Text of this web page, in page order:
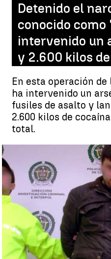
Detenido el
conocido
intervenido un
y 2.600 kilos
En esta operación
ha intervenido un
fusiles de asalto y
2.600 kilos de
total.
El momento de la
Estíbaliz González
Actualizado: 07 de
Publicado:07 de diciembre